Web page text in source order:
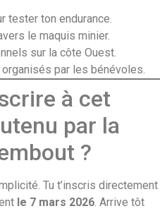
tester ton endurance.
le maquis minier.
sur la côte Ouest.
par les bénévoles.
à cet
par la
?
Tu t’inscris directement
le 7 mars 2026 . Arrive tôt